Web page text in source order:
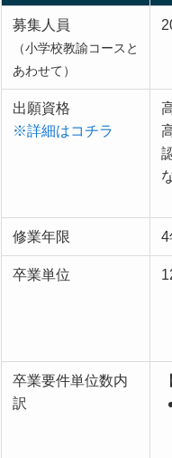
募集人員
（小学校教諭コースと
あわせて）
出願資格
※詳細はコチラ
修業年限 4
卒業単位
卒業要件単位数内
訳